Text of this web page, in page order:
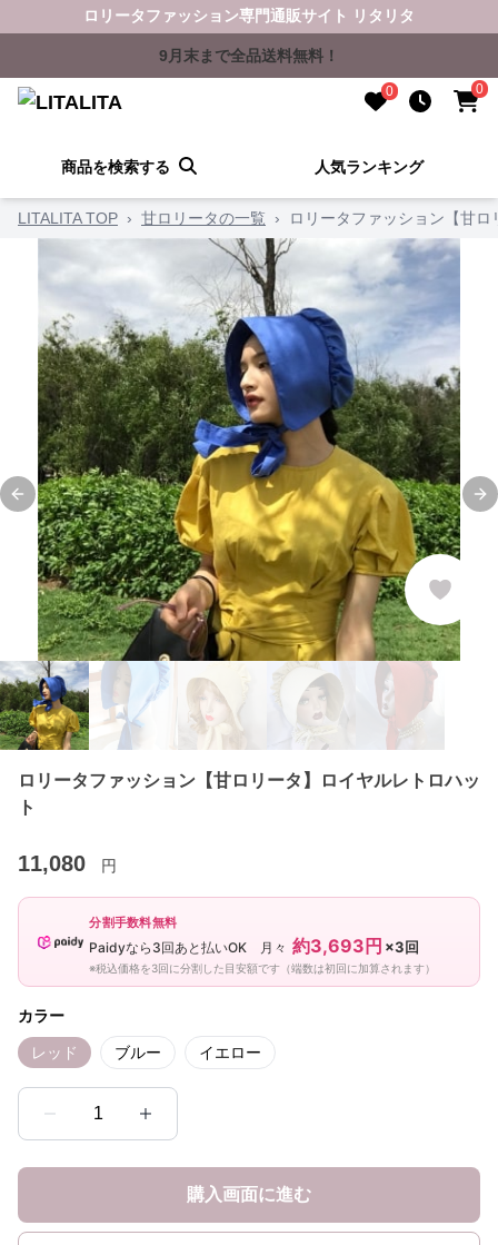
ロリータファッション専門通販サイト リタリタ
9月末まで全品送料無料！
0 0
商品を検索する 人気ランキング
LITALITA TOP › 甘ロリータの一覧 › ロリータファッション【甘
Previous slide
ロリータファッション【甘ロリータ】ロイヤルレトロハッ
ト
11,080 円
分割手数料無料
Paidyなら3回あと払いOK 月々 約3,693円 ×3回
※税込価格を3回に分割した目安額です（端数は初回に加算されます）
カラー
レッド ブルー イエロー
1
購入画面に進む